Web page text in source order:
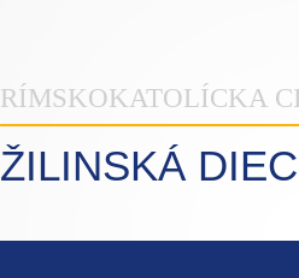
RÍMSKOKATOLÍCKA
ŽILINSKÁ